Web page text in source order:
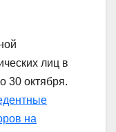
лиц в
30 октября.
на